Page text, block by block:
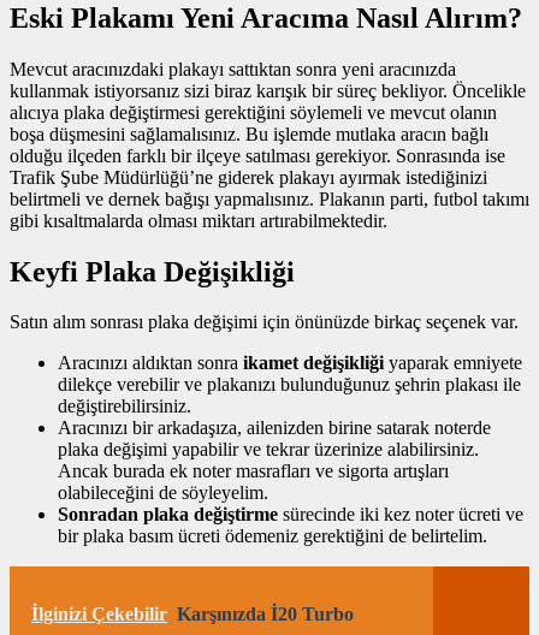
Eski Plakamı Yeni Aracıma Nasıl Alırım?
Mevcut aracınızdaki plakayı sattıktan sonra yeni aracınızda
kullanmak istiyorsanız sizi biraz karışık bir süreç bekliyor. Öncelikle
alıcıya plaka değiştirmesi gerektiğini söylemeli ve mevcut olanın
boşa düşmesini sağlamalısınız. Bu işlemde mutlaka aracın bağlı
olduğu ilçeden farklı bir ilçeye satılması gerekiyor. Sonrasında ise
Trafik Şube Müdürlüğü’ne giderek plakayı ayırmak istediğinizi
belirtmeli ve dernek bağışı yapmalısınız. Plakanın parti, futbol takımı
gibi kısaltmalarda olması miktarı artırabilmektedir.
Keyfi Plaka Değişikliği
Satın alım sonrası plaka değişimi için önünüzde birkaç seçenek var.
Aracınızı aldıktan sonra ikamet değişikliğiyaparak emniyete
dilekçe verebilir ve plakanızı bulunduğunuz şehrin plakası ile
değiştirebilirsiniz.
Aracınızı bir arkadaşıza, ailenizden birine satarak noterde
plaka değişimi yapabilir ve tekrar üzerinize alabilirsiniz.
Ancak burada ek noter masrafları ve sigorta artışları
olabileceğini de söyleyelim.
Sonradan plaka değiştirme sürecinde iki kez noter ücreti ve
bir plaka basım ücreti ödemeniz gerektiğini de belirtelim.
İlginizi Çekebilir Karşınızda İ20 Turbo